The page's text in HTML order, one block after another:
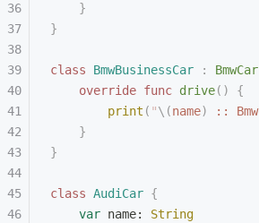
    }
}
class BmwBusinessCar : BmwCar
    override
func drive()
{
        print
( "\(name) ::
    }
}
class AudiCar {
    var
name: String